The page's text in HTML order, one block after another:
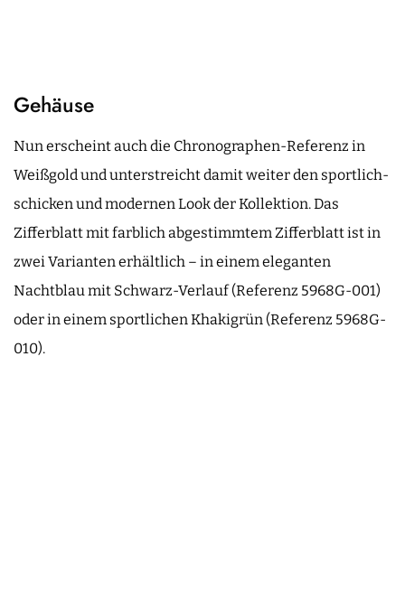
Gehäuse
Nun erscheint auch die Chronographen-Referenz in
Weißgold und unterstreicht damit weiter den sportlich-
schicken und modernen Look der Kollektion. Das
Zifferblatt mit farblich abgestimmtem Zifferblatt ist in
zwei Varianten erhältlich – in einem eleganten
Nachtblau mit Schwarz-Verlauf (Referenz 5968G-001)
oder in einem sportlichen Khakigrün (Referenz 5968G-
010).